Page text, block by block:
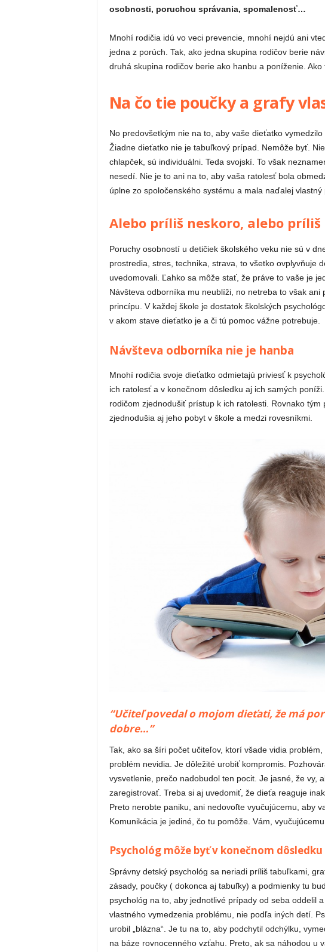
osobnosti, poruchou správania, spomalenosť…
Mnohí rodičia idú vo veci prevencie, mnohí nejdú ani
jedna z porúch. Tak, ako jedna skupina rodičov berie
druhá skupina rodičov berie ako hanbu a poníženie. Ako
Na čo tie poučky a grafy
No predovšetkým nie na to, aby vaše dieťatko
Žiadne dieťatko nie je tabuľkový prípad. Nemôže byť.
chlapček, sú individuálni. Teda svojskí. To však
nesedí. Nie je to ani na to, aby vaša ratolesť bola
úplne zo spoločenského systému a mala naďalej
Alebo príliš neskoro, alebo
Poruchy osobností u detičiek školského veku nie sú v
prostredia, stres, technika, strava, to všetko ovplyvňuje
uvedomovali. Ľahko sa môže stať, že práve to vaše je
Návšteva odborníka mu neublíži, no netreba to však
princípu. V každej škole je dostatok školských
v akom stave dieťatko je a či tú pomoc vážne potrebuje.
Návšteva odborníka nie je hanba
Mnohí rodičia svoje dieťatko odmietajú priviesť k
ich ratolesť a v konečnom dôsledku aj ich samých
rodičom zjednodušiť prístup k ich ratolesti. Rovnako
zjednodušia aj jeho pobyt v škole a medzi rovesníkmi.
“Učiteľ povedal o mojom dieťati, že má
dobre…”
Tak, ako sa šíri počet učiteľov, ktorí všade vidia
problém nevidia. Je dôležité urobiť kompromis.
vysvetlenie, prečo nadobudol ten pocit. Je jasné, že vy,
zaregistrovať. Treba si aj uvedomiť, že dieťa reaguje
Preto nerobte paniku, ani nedovoľte vyučujúcemu, aby
Komunikácia je jediné, čo tu pomôže. Vám,
Psychológ môže byť v konečnom
Správny detský psychológ sa neriadi príliš tabuľkami,
zásady, poučky ( dokonca aj tabuľky) a podmienky tu
psychológ na to, aby jednotlivé prípady od seba oddelil
vlastného vymedzenia problému, nie podľa iných detí.
urobil „blázna“. Je tu na to, aby podchytil odchýlku,
na báze rovnocenného vzťahu. Preto, ak sa náhodou u